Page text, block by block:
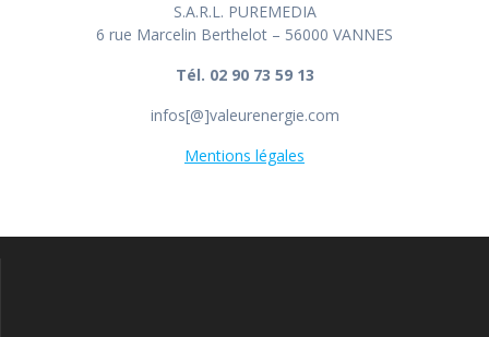
S.A.R.L. PUREMEDIA
6 rue Marcelin Berthelot – 56000 VANNES
Tél. 02 90 73 59 13
infos[@]valeurenergie.com
Mentions légales